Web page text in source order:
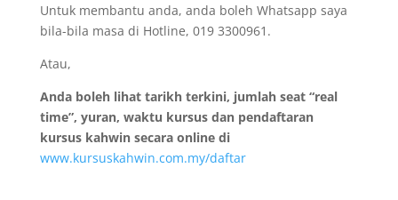
Untuk membantu anda, anda boleh Whatsapp saya
bila-bila masa di Hotline, 019 3300961.
Atau,
Anda boleh lihat tarikh terkini, jumlah seat “real
time”, yuran, waktu kursus dan pendaftaran
kursus kahwin secara online di
www.kursuskahwin.com.my/daftar